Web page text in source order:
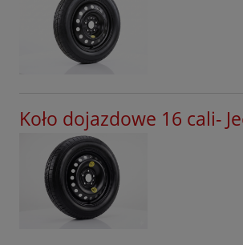
Nissan
Omoda
Porsche
Infinity
Renault
Koło dojazdowe 16 cali-